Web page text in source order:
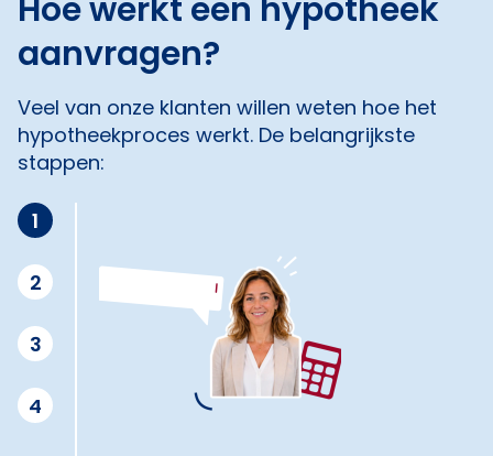
Hoe werkt een hypotheek
aanvragen?
Veel van onze klanten willen weten hoe het
hypotheekproces werkt. De belangrijkste
stappen:
1
2
3
4